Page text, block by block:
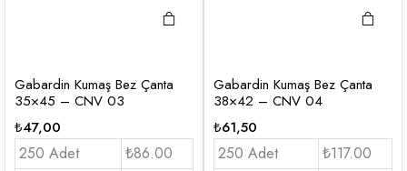
Gabardin Kumaş Bez Çanta
35×45 – CNV 03
₺47,00
250 Adet
₺86.00
Gabardin Kumaş Bez Çanta
38×42 – CNV 04
₺61,50
250 Adet
₺117.00